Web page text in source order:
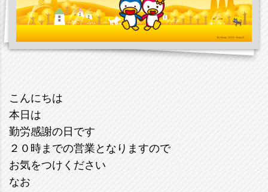
こんにちは
本日は
勤労感謝の日です
２０時までの営業となりますので
お気をつけください
なお